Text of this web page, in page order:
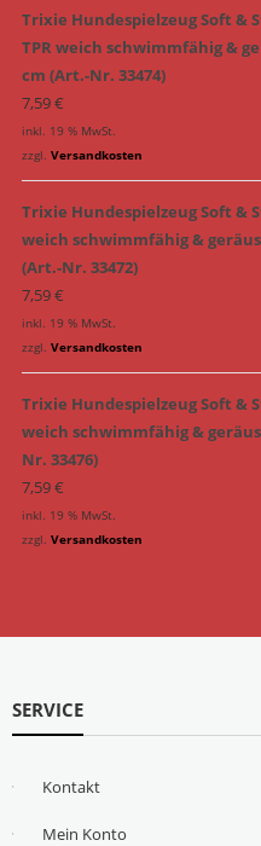
Trixie Hundespielzeug Soft &
TPR weich schwimmfähig &
cm (Art.-Nr. 33474)
7,59€
inkl. 19 % MwSt.
zzgl. Versandkosten
Trixie Hundespielzeug Soft &
weich schwimmfähig &
(Art.-Nr. 33472)
7,59€
inkl. 19 % MwSt.
zzgl. Versandkosten
Trixie Hundespielzeug Soft &
weich schwimmfähig &
Nr. 33476)
7,59€
inkl. 19 % MwSt.
zzgl. Versandkosten
SERVICE
Kontakt
Mein Konto